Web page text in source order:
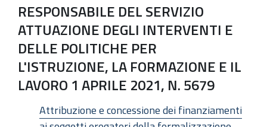
RESPONSABILE DEL SERVIZIO
ATTUAZIONE DEGLI INTERVENTI E
DELLE POLITICHE PER
L'ISTRUZIONE, LA FORMAZIONE E IL
LAVORO 1 APRILE 2021, N. 5679
Attribuzione e concessione dei finanziamenti